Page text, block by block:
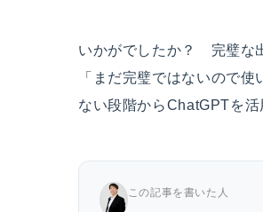
いかがでしたか？ 完璧な
「まだ完璧ではないので
ない段階からChatGPTを
この記事を書いた人